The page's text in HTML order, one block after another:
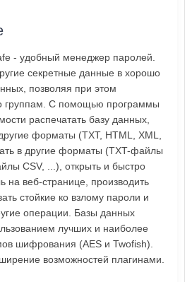
- удобный менеджер паролей.
секретные данные в хорошо
позволяя при этом
группам. C помощью программы
распечатать базу данных,
форматы (TXT, HTML, XML,
в другие форматы (TXT-файлы
CSV, ...), открыть и быстро
на веб-странице, производить
стойкие ко взлому пароли и
операции. Базы данных
лучших и наиболее
шифрования (AES и Twofish).
возможностей плагинами.